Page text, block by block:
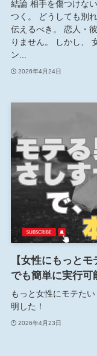
結論 相手を傷つけな
つく。 どうしても別
伝えるべき。 恋人・
りません。 しかし、
ン...
2026年4月24日
【女性にもっと
でも簡単に実行可
もっと女性にモテた
明した！
2026年4月23日